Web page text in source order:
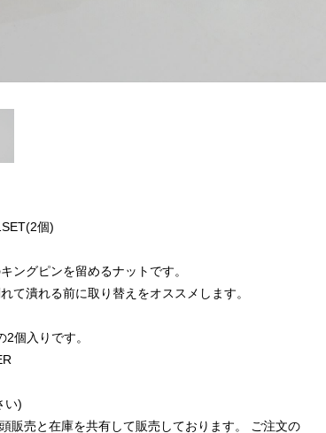
個)
ングピンを留めるナットです。
て潰れる前に取り替えをオススメします。
2個入りです。
い)
販売と在庫を共有して販売しております。 ご注文の